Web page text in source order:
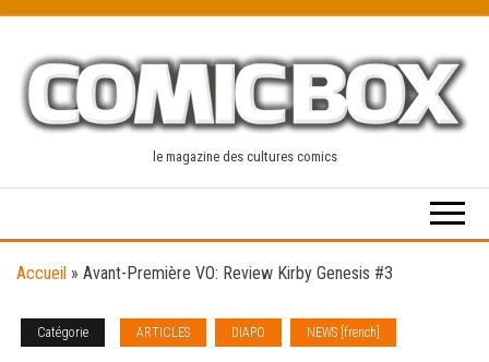
content
le magazine des cultures comics
Accueil » Avant-Première VO: Review Kirby Genesis #3
Catégorie ARTICLES DIAPO NEWS [french]